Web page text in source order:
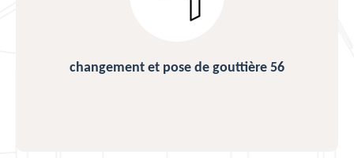
Nettoyage de toiture 56